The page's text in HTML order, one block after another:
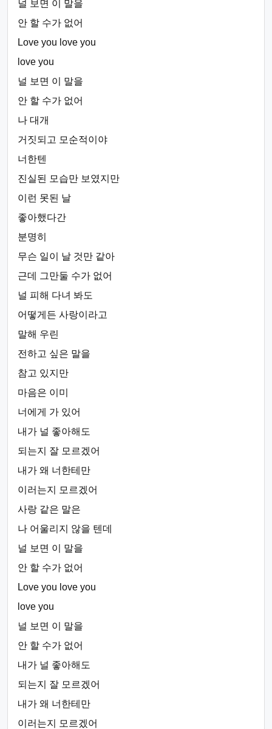
널 보면 이 말을
안 할 수가 없어
Love you love you
love you
널 보면 이 말을
안 할 수가 없어
나 대개
거짓되고 모순적이야
너한텐
진실된 모습만 보였지만
이런 못된 날
좋아했다간
분명히
무슨 일이 날 것만 같아
근데 그만둘 수가 없어
널 피해 다녀 봐도
어떻게든 사랑이라고
말해 우린
전하고 싶은 말을
참고 있지만
마음은 이미
너에게 가 있어
내가 널 좋아해도
되는지 잘 모르겠어
내가 왜 너한테만
이러는지 모르겠어
사랑 같은 말은
나 어울리지 않을 텐데
널 보면 이 말을
안 할 수가 없어
Love you love you
love you
널 보면 이 말을
안 할 수가 없어
내가 널 좋아해도
되는지 잘 모르겠어
내가 왜 너한테만
이러는지 모르겠어